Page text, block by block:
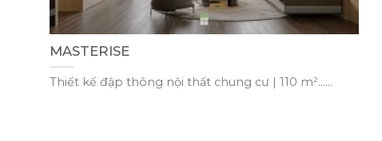
MASTERISE
Thiết kế đập thông nội thất chung cư | 110 m²......